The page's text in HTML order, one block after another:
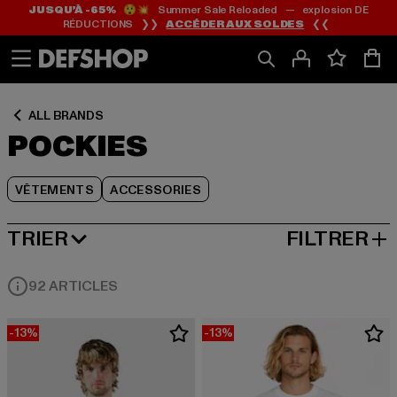
Passer
au
Passer
au
de
JUSQU’À -65%😲💥 Summer Sale Reloaded — explosion DE
RÉDUCTIONS ❯❯ACCÉDER AUX SOLDES ❮❮
ALL BRANDS
POCKIES
VÊTEMENTS ACCESSORIES
Passer
au
de
TRIER
MEILLEURES VENTES FILTRER
92 ARTICLES
-13% -13%